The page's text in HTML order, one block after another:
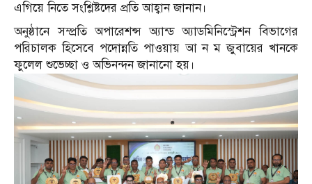
এগিয়ে নিতে সংশ্লিষ্টদের প্রতি আহ্বান জানান।
অনুষ্ঠানে সম্প্রতি অপারেশন্স অ্যান্ড অ্যাডমিনিস্ট্রেশন বিভাগের
পরিচালক হিসেবে পদোন্নতি পাওয়ায় আ ন ম জুবায়ের খানকে
ফুলেল শুভেচ্ছা ও অভিনন্দন জানানো হয়।